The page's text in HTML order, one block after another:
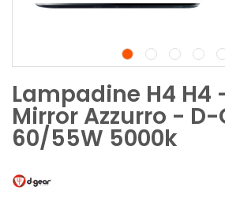
Lampadine H4 H4
Mirror Azzurro - D-
60/55W 5000k